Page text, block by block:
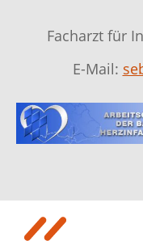
Facharzt für
E-Mail: